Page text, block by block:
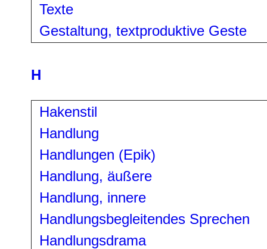
Texte
Gestaltung, textproduktive Geste
H
Hakenstil
Handlung
Handlungen (Epik)
Handlung, äußere
Handlung, innere
Handlungsbegleitendes Sprechen
Handlungsdrama